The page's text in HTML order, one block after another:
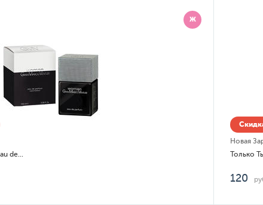
Ж
Woman GianMarco Venturi Eau de Parfum
Новая
120